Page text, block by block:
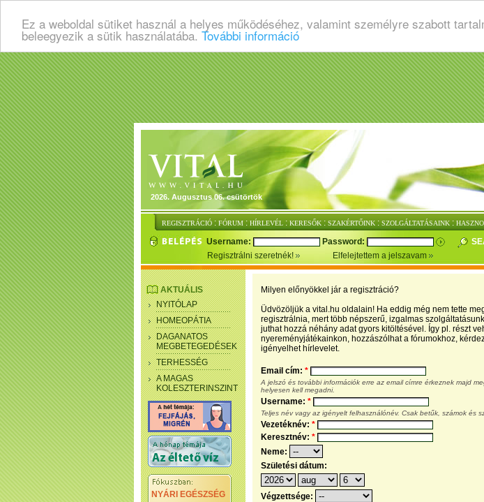
Ez a weboldal sütiket használ a helyes működéséhez, valamint személyre szabott
beleegyezik a sütik használatába. További információ
2026. Augusztus 06. csütörtök
REGISZTRÁCIÓ : FÓRUM : HÍRLEVÉL : KERESŐK : SZAKÉRTŐINK : SZOLGÁLTATÁSAINK :
Username: Password:
Regisztrálni szeretnék!
Elfelejtettem a jelszavam
AKTUÁLIS
NYITÓLAP
HOMEOPÁTIA
DAGANATOS
MEGBETEGEDÉSEK
TERHESSÉG
A MAGAS
KOLESZTERINSZINT
NYÁRI EGÉSZSÉG
Milyen előnyökkel jár a regisztráció?
Üdvözöljük a vital.hu oldalain! Ha eddig még nem tette
regisztrálnia, mert több népszerű, izgalmas
juthat hozzá néhány adat gyors kitöltésével. Így pl. részt
nyereményjátékainkon, hozzászólhat a fórumokhoz,
igényelhet hírlevelet.
Email cím: *
A jelszó és további információk erre az email címre érkeznek majd
helyesen kell megadni.
Username: *
Teljes név vagy az igényelt felhasználónév. Csak betűk, számok és
Vezetéknév: *
Keresztnév: *
Neme:
Születési dátum:
Végzettsége: